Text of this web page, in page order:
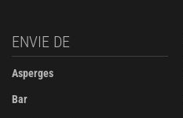
ENVIE DE
Asperges
Bar